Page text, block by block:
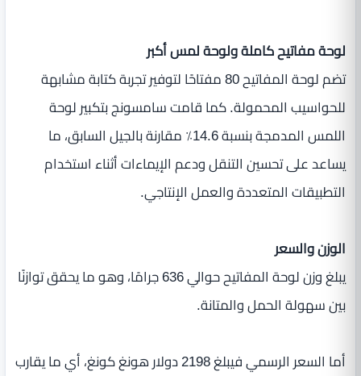
لوحة مفاتيح كاملة ولوحة لمس أكبر
تضم لوحة المفاتيح 80 مفتاحًا لتوفير تجربة كتابة مشابهة
للحواسيب المحمولة. كما قامت سامسونج بتكبير لوحة
اللمس المدمجة بنسبة 14.6٪ مقارنة بالجيل السابق، ما
يساعد على تحسين التنقل ودعم الإيماءات أثناء استخدام
التطبيقات المتعددة والعمل الإنتاجي.
الوزن والسعر
يبلغ وزن لوحة المفاتيح حوالي 636 جرامًا، وهو ما يحقق توازنًا
بين سهولة الحمل والمتانة.
أما السعر الرسمي فيبلغ 2198 دولار هونغ كونغ، أي ما يقارب